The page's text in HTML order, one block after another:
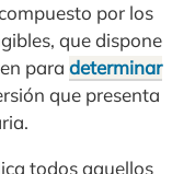
por los
que dispone
para determinar
que presenta
todos aquellos